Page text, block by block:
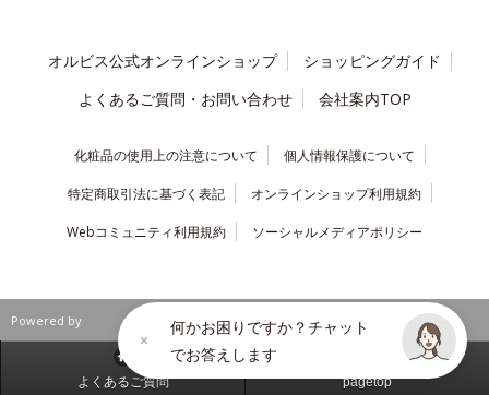
オルビス公式オンラインショップ
ショッピングガイド
よくあるご質問・お問い合わせ
会社案内TOP
化粧品の使用上の注意について 個人情報保護について
特定商取引法に基づく表記 オンラインショップ利用規約
Webコミュニティ利用規約 ソーシャルメディアポリシー
Powered by
よくあるご質問 pagetop
何かお困りですか？チャット
でお答えします